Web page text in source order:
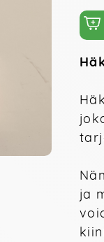
ja